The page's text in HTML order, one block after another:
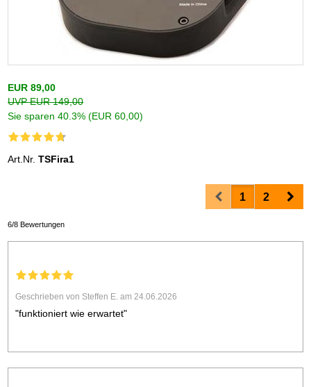
EUR 89,00
UVP EUR 149,00
Sie sparen 40.3% (EUR 60,00)
Art.Nr.TSFira1
Prev1 2
6/8 Bewertungen
Geschrieben von Steffen E. am 24.06.2026
"funktioniert wie erwartet"